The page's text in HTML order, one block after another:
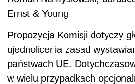
Ernst & Young
Propozycja Komisji dotyczy
ujednolicenia zasad
państwach UE.
w wielu przypadkach